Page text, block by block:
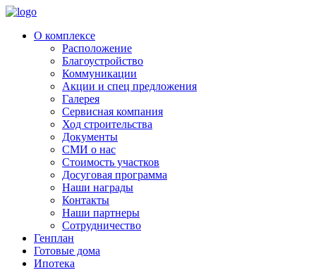
О комплексе
Расположение
Благоустройство
Коммуникации
Акции и спец предложения
Галерея
Сервисная компания
Ход строительства
Документы
СМИ о нас
Стоимость участков
Досуговая программа
Наши награды
Контакты
Наши партнеры
Сотрудничество
Генплан
Готовые дома
Ипотека